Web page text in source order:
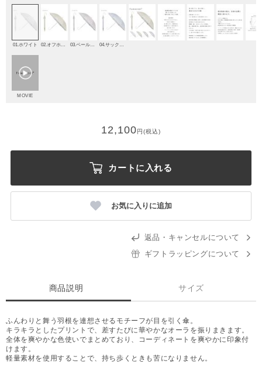
01.ホワイト
MOVIE
12,100円(税込)
カートに入れる
お気に入りに追加
返品・キャンセルについて
ギフトラッピングについて
商品説明 サイズ
ふんわりと舞う羽根を連想させるモチーフが目を引く傘。
キラキラとしたプリントで、差すたびに華やかなオーラを振りまきます。
全体を爽やかな色使いでまとめており、コーディネートを爽やかに印象付
けます。
軽量素材を使用することで、持ち歩くときも苦になりません。